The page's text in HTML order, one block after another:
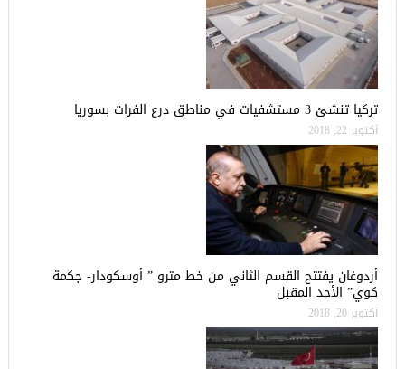
تركيا تنشئ 3 مستشفيات في مناطق درع الفرات بسوريا
أكتوبر 22, 2018
أردوغان يفتتح القسم الثاني من خط مترو ” أوسكودار- جكمة
كوي” الأحد المقبل
أكتوبر 20, 2018